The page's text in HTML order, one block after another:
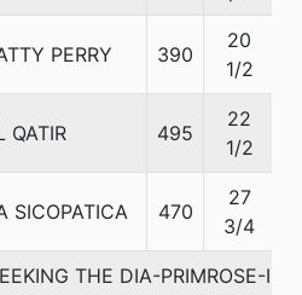
PERRY 390
20
1/2
QATIR 495
22
1/2
SICOPATICA 470
27
3/4
THE DIA-PRIMROSE-